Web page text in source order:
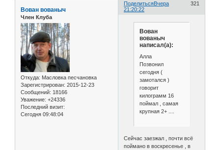
Поделиться 321
Вчера
21:20:22
Вован вованыч
Член Клуба
Откуда: Масловка песчановка
Зарегистрирован: 2015-12-23
Сообщений: 18166
Уважение: +24336
Последний визит:
Сегодня 09:48:04
Вован
вованыч
написал(а):
Алла
Позвонил
сегодня (
замотался )
говорит
килограмм 16
поймал , самая
крупная 2+ ....
Сейчас заезжал , почти всё
поймано в воскресенье , в